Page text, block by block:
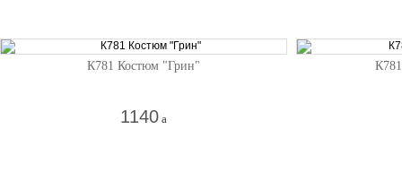
К781 Костюм "Грин"
1140 a